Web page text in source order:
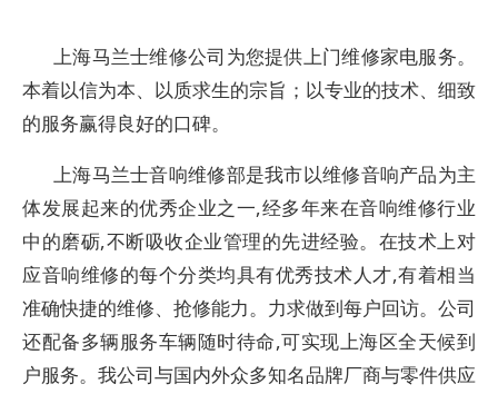
上海马兰士维修公司为您提供上门维修家电服务。
本着以信为本、以质求生的宗旨；以专业的技术、细致
的服务赢得良好的口碑。
上海马兰士音响维修部是我市以维修音响产品为主
体发展起来的优秀企业之一,经多年来在音响维修行业
中的磨砺,不断吸收企业管理的先进经验。在技术上对
应音响维修的每个分类均具有优秀技术人才,有着相当
准确快捷的维修、抢修能力。力求做到每户回访。公司
还配备多辆服务车辆随时待命,可实现上海区全天候到
户服务。我公司与国内外众多知名品牌厂商与零件供应